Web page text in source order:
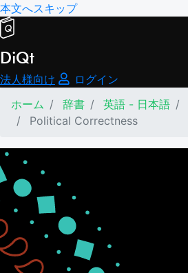
本文へスキップ
DiQt
法人様向け
ログイン
ホーム
辞書 英語 - 日本語
Political Correctness